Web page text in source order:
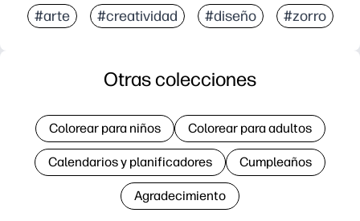
#arte #creatividad #diseño #zorro
Otras colecciones
Colorear para niños Colorear para adultos
Calendarios y planificadores Cumpleaños
Agradecimiento